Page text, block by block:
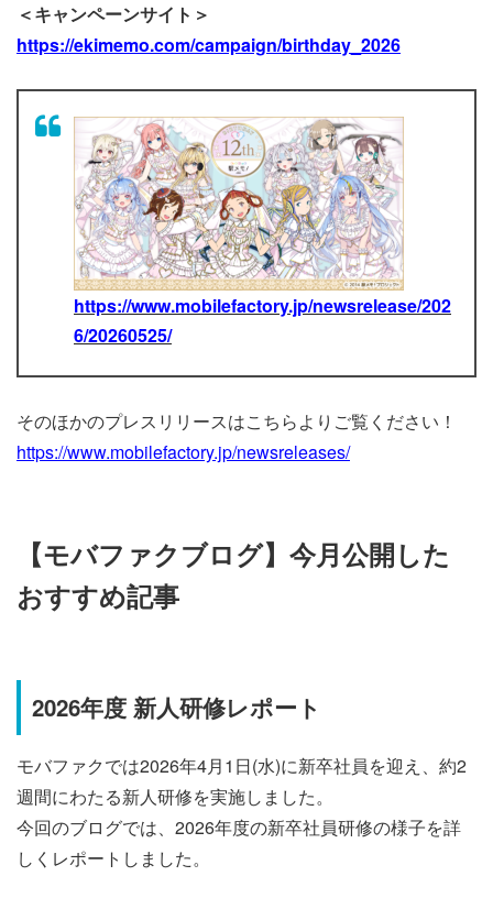
＜キャンペーンサイト＞
https://ekimemo.com/campaign/birthday_2026
https://www.mobilefactory.jp/newsrelease/202
6/20260525/
そのほかのプレスリリースはこちらよりご覧ください！
https://www.mobilefactory.jp/newsreleases/
【モバファクブログ】今月公開した
おすすめ記事
2026年度 新人研修レポート
モバファクでは2026年4月1日(水)に新卒社員を迎え、約2
週間にわたる新人研修を実施しました。
今回のブログでは、2026年度の新卒社員研修の様子を詳
しくレポートしました。